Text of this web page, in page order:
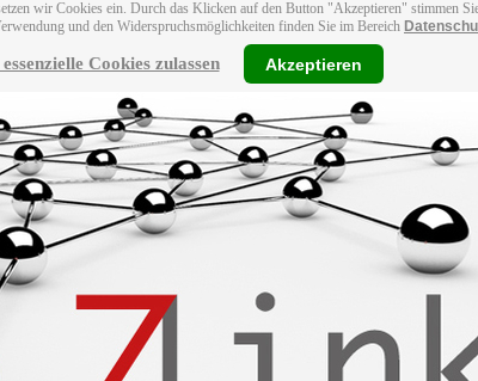
wir Cookies ein. Durch das Klicken auf den Button "Akzeptieren" stimmen
und den Widerspruchsmöglichkeiten finden Sie im Bereich
Cookies zulassen Akzeptieren